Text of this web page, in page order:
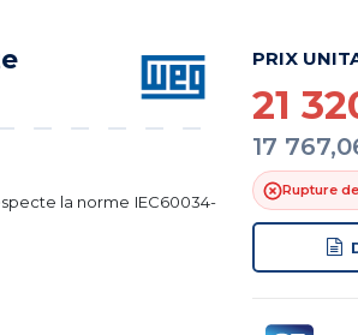
la norme IEC60034-
PRIX
21
17
Rupture